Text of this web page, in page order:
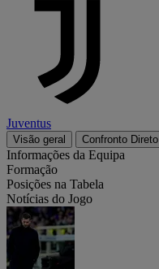
Juventus
Visão geral Confronto Direto
Informações da Equipa
Formação
Posições na Tabela
Notícias do Jogo